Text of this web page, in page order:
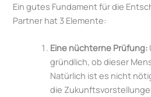
Ein gutes Fundament für die
Partner hat 3 Elemente:
Eine nüchterne Prüfung:
gründlich, ob dieser
Natürlich ist es nicht
die